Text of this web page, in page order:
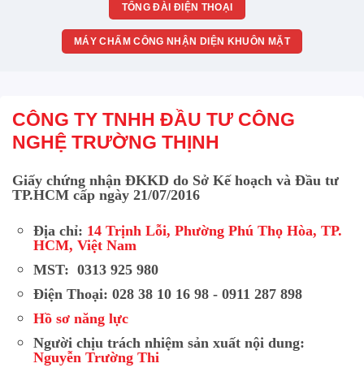
TỔNG ĐÀI ĐIỆN THOẠI
MÁY CHẤM CÔNG NHẬN DIỆN KHUÔN MẶT
CÔNG TY TNHH ĐẦU TƯ CÔNG
NGHỆ TRƯỜNG THỊNH
Giấy chứng nhận ĐKKD do Sở Kế hoạch và Đầu tư
TP.HCM cấp ngày 21/07/2016
Địa chỉ: 14 Trịnh Lỗi, Phường Phú Thọ Hòa, TP.
HCM, Việt Nam
MST: 0313 925 980
Điện Thoại: 028 38 10 16 98 - 0911 287 898
Hồ sơ năng lực
Người chịu trách nhiệm sản xuất nội dung:
Nguyễn Trường Thi